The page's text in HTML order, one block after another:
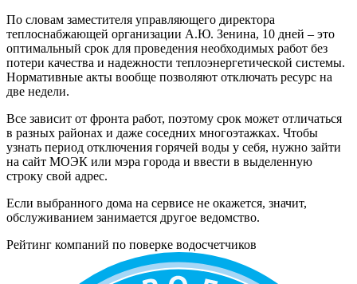
По словам заместителя управляющего директора
теплоснабжающей организации А.Ю. Зенина, 10 дней – это
оптимальный срок для проведения необходимых работ без
потери качества и надежности теплоэнергетической системы.
Нормативные акты вообще позволяют отключать ресурс на
две недели.
Все зависит от фронта работ, поэтому срок может отличаться
в разных районах и даже соседних многоэтажках. Чтобы
узнать период отключения горячей воды у себя, нужно зайти
на сайт МОЭК или мэра города и ввести в выделенную
строку свой адрес.
Если выбранного дома на сервисе не окажется, значит,
обслуживанием занимается другое ведомство.
Рейтинг компаний по поверке водосчетчиков